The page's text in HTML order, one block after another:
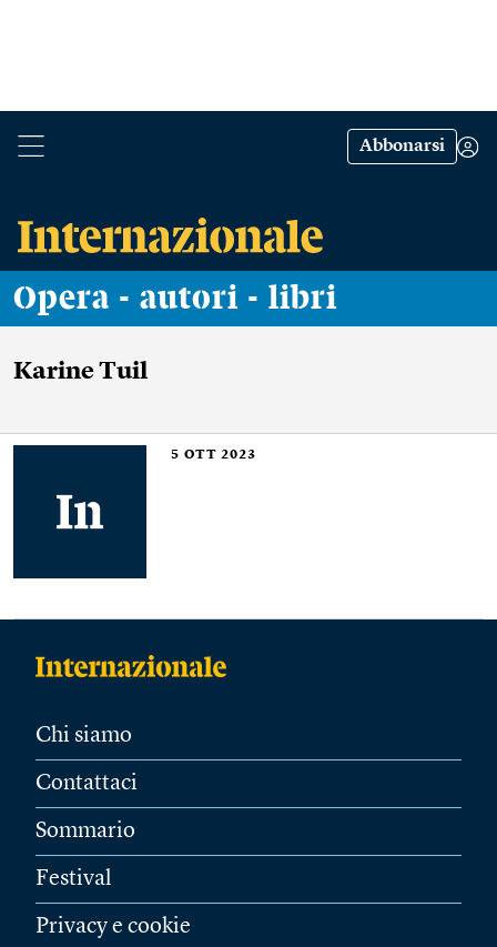
Abbonarsi
Opera - autori - libri
Karine Tuil
5 OTT 2023
Chi siamo
Contattaci
Sommario
Festival
Privacy e cookie